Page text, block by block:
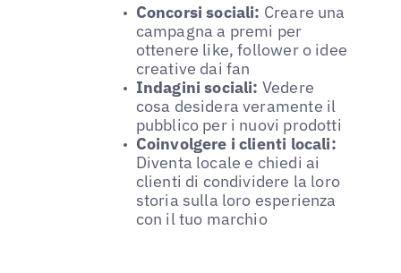
Concorsi sociali: Creare una
campagna a premi per
ottenere like, follower o idee
creative dai fan
Indagini sociali: Vedere
cosa desidera veramente il
pubblico per i nuovi prodotti
Coinvolgere i clienti locali:
Diventa locale e chiedi ai
clienti di condividere la loro
storia sulla loro esperienza
con il tuo marchio